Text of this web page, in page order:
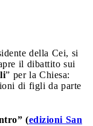
della Cei, si
il dibattito sui
” per la Chiesa:
di figli da parte
(edizioni San